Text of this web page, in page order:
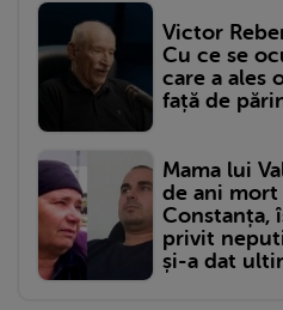
Victor
Cu ce se
care a ales
față de
Mama lui
de ani
Constanța,
privit
și-a dat